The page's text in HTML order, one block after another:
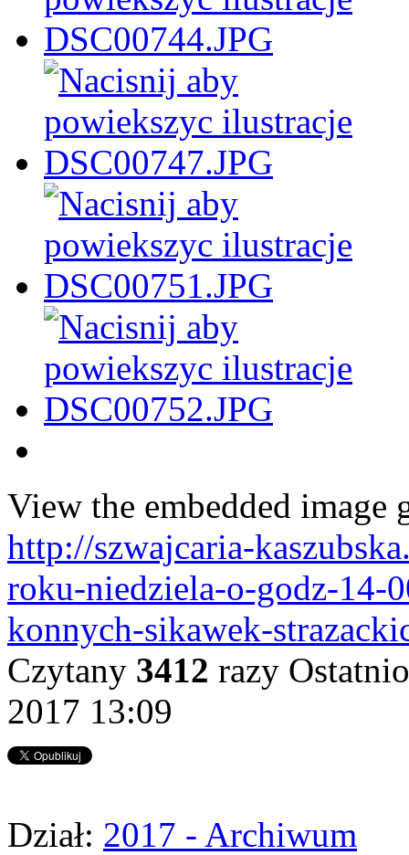
View the embedded image
http://szwajcaria-
roku-niedziela-o-godz-14-
konnych-sikawek-
Czytany 3412 razy
2017 13:09
Dział: 2017 - Archiwum